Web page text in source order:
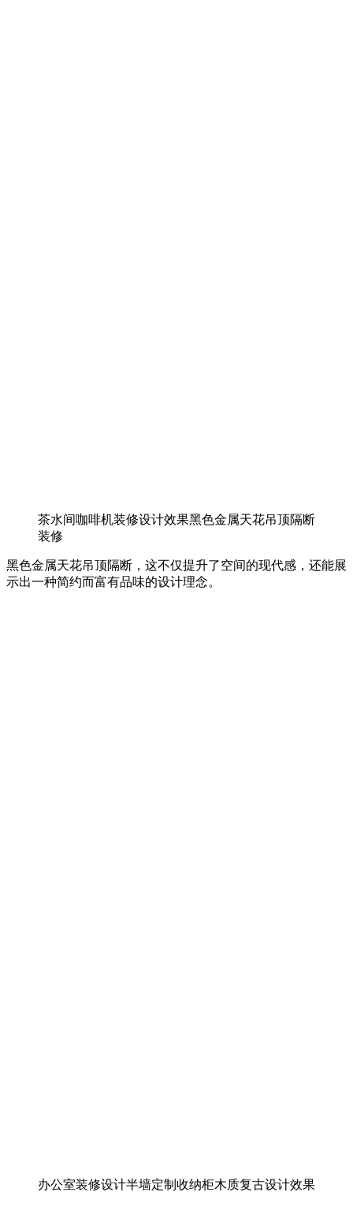
茶水间咖啡机装修设计效果黑色金属天花吊顶隔断
装修
黑色金属天花吊顶隔断，这不仅提升了空间的现代感，还能展
示出一种简约而富有品味的设计理念。
办公室装修设计半墙定制收纳柜木质复古设计效果